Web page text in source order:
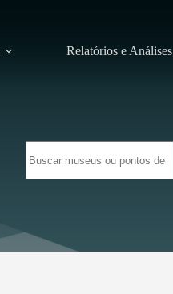
Relatórios e Análises
resultados